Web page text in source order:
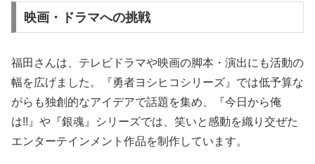
映画・ドラマへの挑戦
福田さんは、テレビドラマや映画の脚本・演出にも活動の
幅を広げました。『勇者ヨシヒコシリーズ』では低予算な
がらも独創的なアイデアで話題を集め、『今日から俺
は!!』や『銀魂』シリーズでは、笑いと感動を織り交ぜた
エンターテインメント作品を制作しています。